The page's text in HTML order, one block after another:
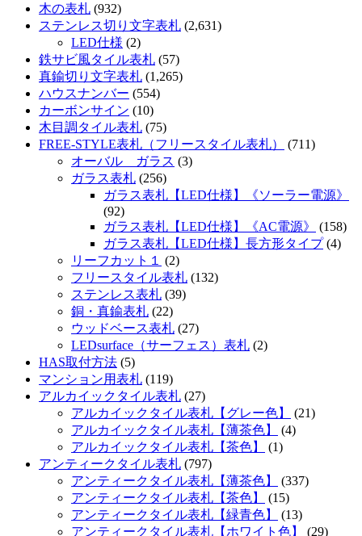
木の表札 (932)
ステンレス切り文字表札 (2,631)
LED仕様 (2)
鉄サビ風タイル表札 (57)
真鍮切り文字表札 (1,265)
ハウスナンバー (554)
カーボンサイン (10)
木目調タイル表札 (75)
FREE-STYLE表札（フリースタイル表札）
(711)
オーバル ガラス (3)
ガラス表札 (256)
ガラス表札【LED仕様】《ソーラー電源》
(92)
ガラス表札【LED仕様】《AC電源》
(158)
ガラス表札【LED仕様】長方形タイプ(4)
リーフカット１
(2)
フリースタイル表札 (132)
ステンレス表札 (39)
銅・真鍮表札 (22)
ウッドベース表札 (27)
LEDsurface（サーフェス）表札 (2)
HAS取付方法 (5)
マンション用表札 (119)
アルカイックタイル表札 (27)
アルカイックタイル表札【グレー色】
(21)
アルカイックタイル表札【薄茶色】
(4)
アルカイックタイル表札【茶色】
(1)
アンティークタイル表札 (797)
アンティークタイル表札【薄茶色】
(337)
アンティークタイル表札【茶色】
(15)
アンティークタイル表札【緑青色】
(13)
アンティークタイル表札【ホワイト色】
(29)